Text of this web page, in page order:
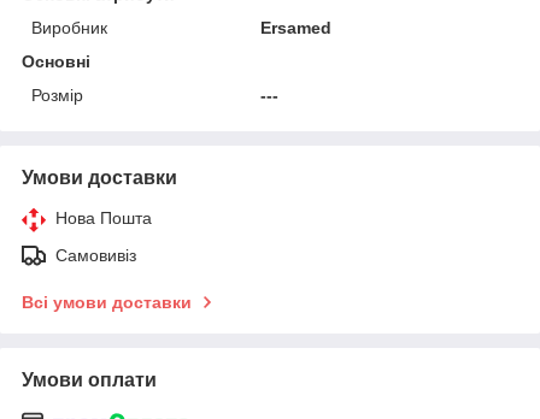
Виробник
Ersamed
Основні
Розмір
---
Умови доставки
Нова Пошта
Самовивіз
Всі умови доставки
Умови оплати